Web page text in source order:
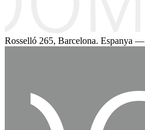
Rosselló 265, Barcelona. Espanya —